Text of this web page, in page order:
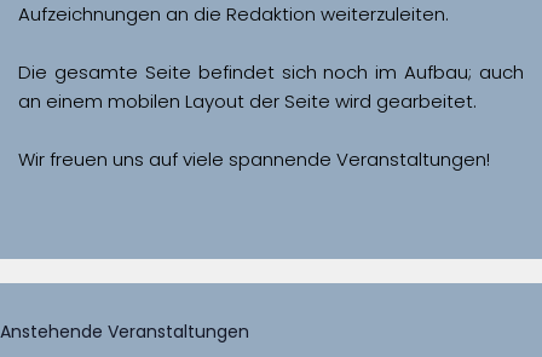
Aufzeichnungen an die Redaktion weiterzuleiten.
Die gesamte Seite befindet sich noch im Aufbau; auch
Wir freuen uns auf viele spannende Veranstaltungen!
Anstehende Veranstaltungen